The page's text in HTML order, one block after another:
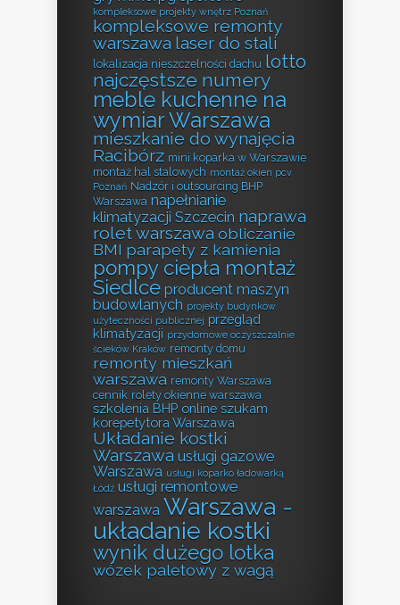
kompleksowe projekty wnętrz Poznań
kompleksowe remonty
warszawa laser do stali
lokalizacja nieszczelności dachu lotto
najczęstsze numery
meble kuchenne na
wymiar Warszawa
mieszkanie do wynajęcia
Racibórz mini koparka w Warszawie
montaż hal stalowych montaż okien pcv
Poznań Nadzór i outsourcing BHP
Warszawa napełnianie
klimatyzacji Szczecin naprawa
rolet warszawa obliczanie
BMI parapety z kamienia
pompy ciepła montaż
Siedlce producent maszyn
budowlanych projekty budynków
użyteczności publicznej przegląd
klimatyzacji przydomowe oczyszczalnie
ścieków Kraków remonty domu
remonty mieszkań
warszawa remonty Warszawa
cennik rolety okienne warszawa
szkolenia BHP online szukam
korepetytora Warszawa
Układanie kostki
Warszawa usługi gazowe
Warszawa usługi koparko ładowarką
Łódź usługi remontowe
warszawa Warszawa -
układanie kostki
wynik dużego lotka
wózek paletowy z wagą